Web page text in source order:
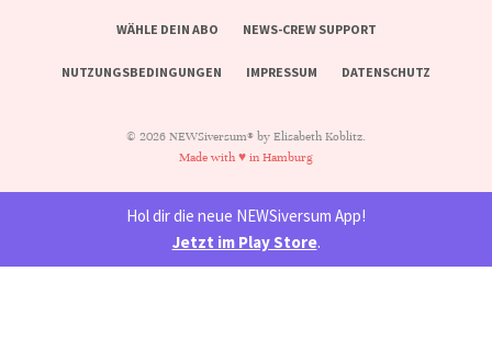
WÄHLE DEIN ABO NEWS-CREW SUPPORT
NUTZUNGSBEDINGUNGEN IMPRESSUM DATENSCHUTZ
© 2026 NEWSiversum® by Elisabeth Koblitz.
Made with ♥ in Hamburg
Hol dir die neue NEWSiversum App!
Jetzt im Play Store.